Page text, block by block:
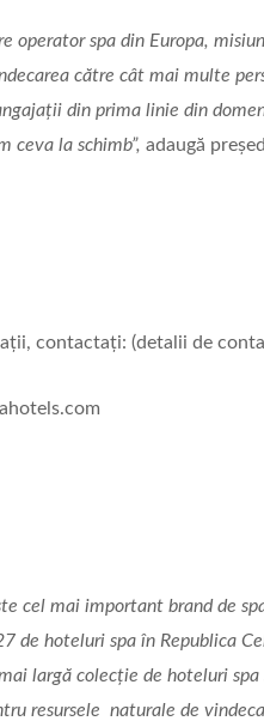
operator spa din Europa,
către cât mai multe
din prima linie din
ceva la schimb”, adaugă
contactați: (detalii de
cel mai important brand de
de hoteluri spa în Republica
largă colecție de hoteluri
resursele naturale de